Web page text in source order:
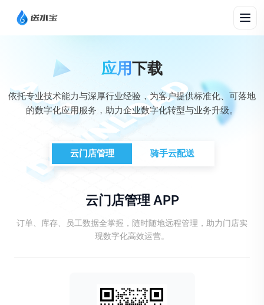
应用下载
依托专业技术能力与深厚行业经验，为客户提供标准化、可落地
的数字化应用服务，助力企业数字化转型与业务升级。
云门店管理 骑手云配送
云门店管理 APP
订单、库存、员工数据全掌握，随时随地远程管理，助力门店实
现数字化高效运营。